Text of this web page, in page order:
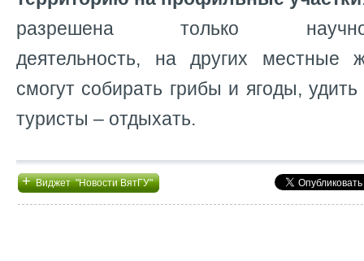
разрешена только научно-
деятельность, на других местные
смогут собирать грибы и ягоды,
туристы – отдыхать.
+Виджет "Новости ВятГУ"